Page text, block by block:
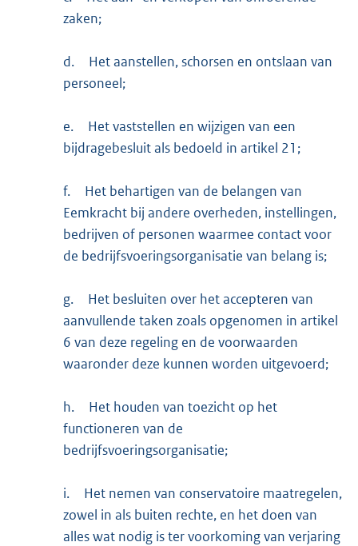
zaken;
d.
Het aanstellen, schorsen en ontslaan van
personeel;
e.
Het vaststellen en wijzigen van een
bijdragebesluit als bedoeld in artikel 21;
f.
Het behartigen van de belangen van
Eemkracht bij andere overheden, instellingen,
bedrijven of personen waarmee contact voor
de bedrijfsvoeringsorganisatie van belang is;
g.
Het besluiten over het accepteren van
aanvullende taken zoals opgenomen in artikel
6 van deze regeling en de voorwaarden
waaronder deze kunnen worden uitgevoerd;
h.
Het houden van toezicht op het
functioneren van de
bedrijfsvoeringsorganisatie;
i.
Het nemen van conservatoire maatregelen,
zowel in als buiten rechte, en het doen van
alles wat nodig is ter voorkoming van verjaring